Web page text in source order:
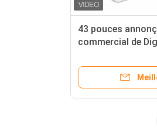
43 pouces
commercial de
contact